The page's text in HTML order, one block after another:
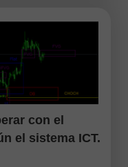
con el
el sistema ICT.